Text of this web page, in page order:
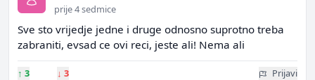
prije 4 sedmice
Sve sto vrijedje jedne i druge odnosno suprotno treba
zabraniti, evsad ce ovi reci, jeste ali! Nema ali
↑ 3 ↓ 3 Prijavi